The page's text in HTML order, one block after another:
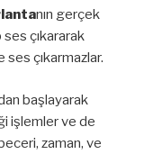
nın gerçek
ses çıkararak
çıkarmazlar.
başlayarak
işlemler ve de
zaman, ve